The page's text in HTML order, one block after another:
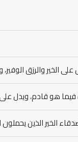
الخير والرزق
فيما هو قادم، ويدل
الخير الذين يحملون